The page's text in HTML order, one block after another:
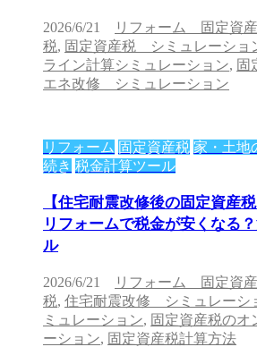
2026/6/21 リフォーム 固定資
税, 固定資産税 シミュレーショ
ライン計算シミュレーション, 固
エネ改修 シミュレーション
リフォーム 固定資産税 家・土地
続き 税金計算ツール
【住宅耐震改修後の固定資産
リフォームで税金が安くなる
ル
2026/6/21 リフォーム 固定資
税, 住宅耐震改修 シミュレーシ
ミュレーション, 固定資産税のオ
ーション, 固定資産税計算方法